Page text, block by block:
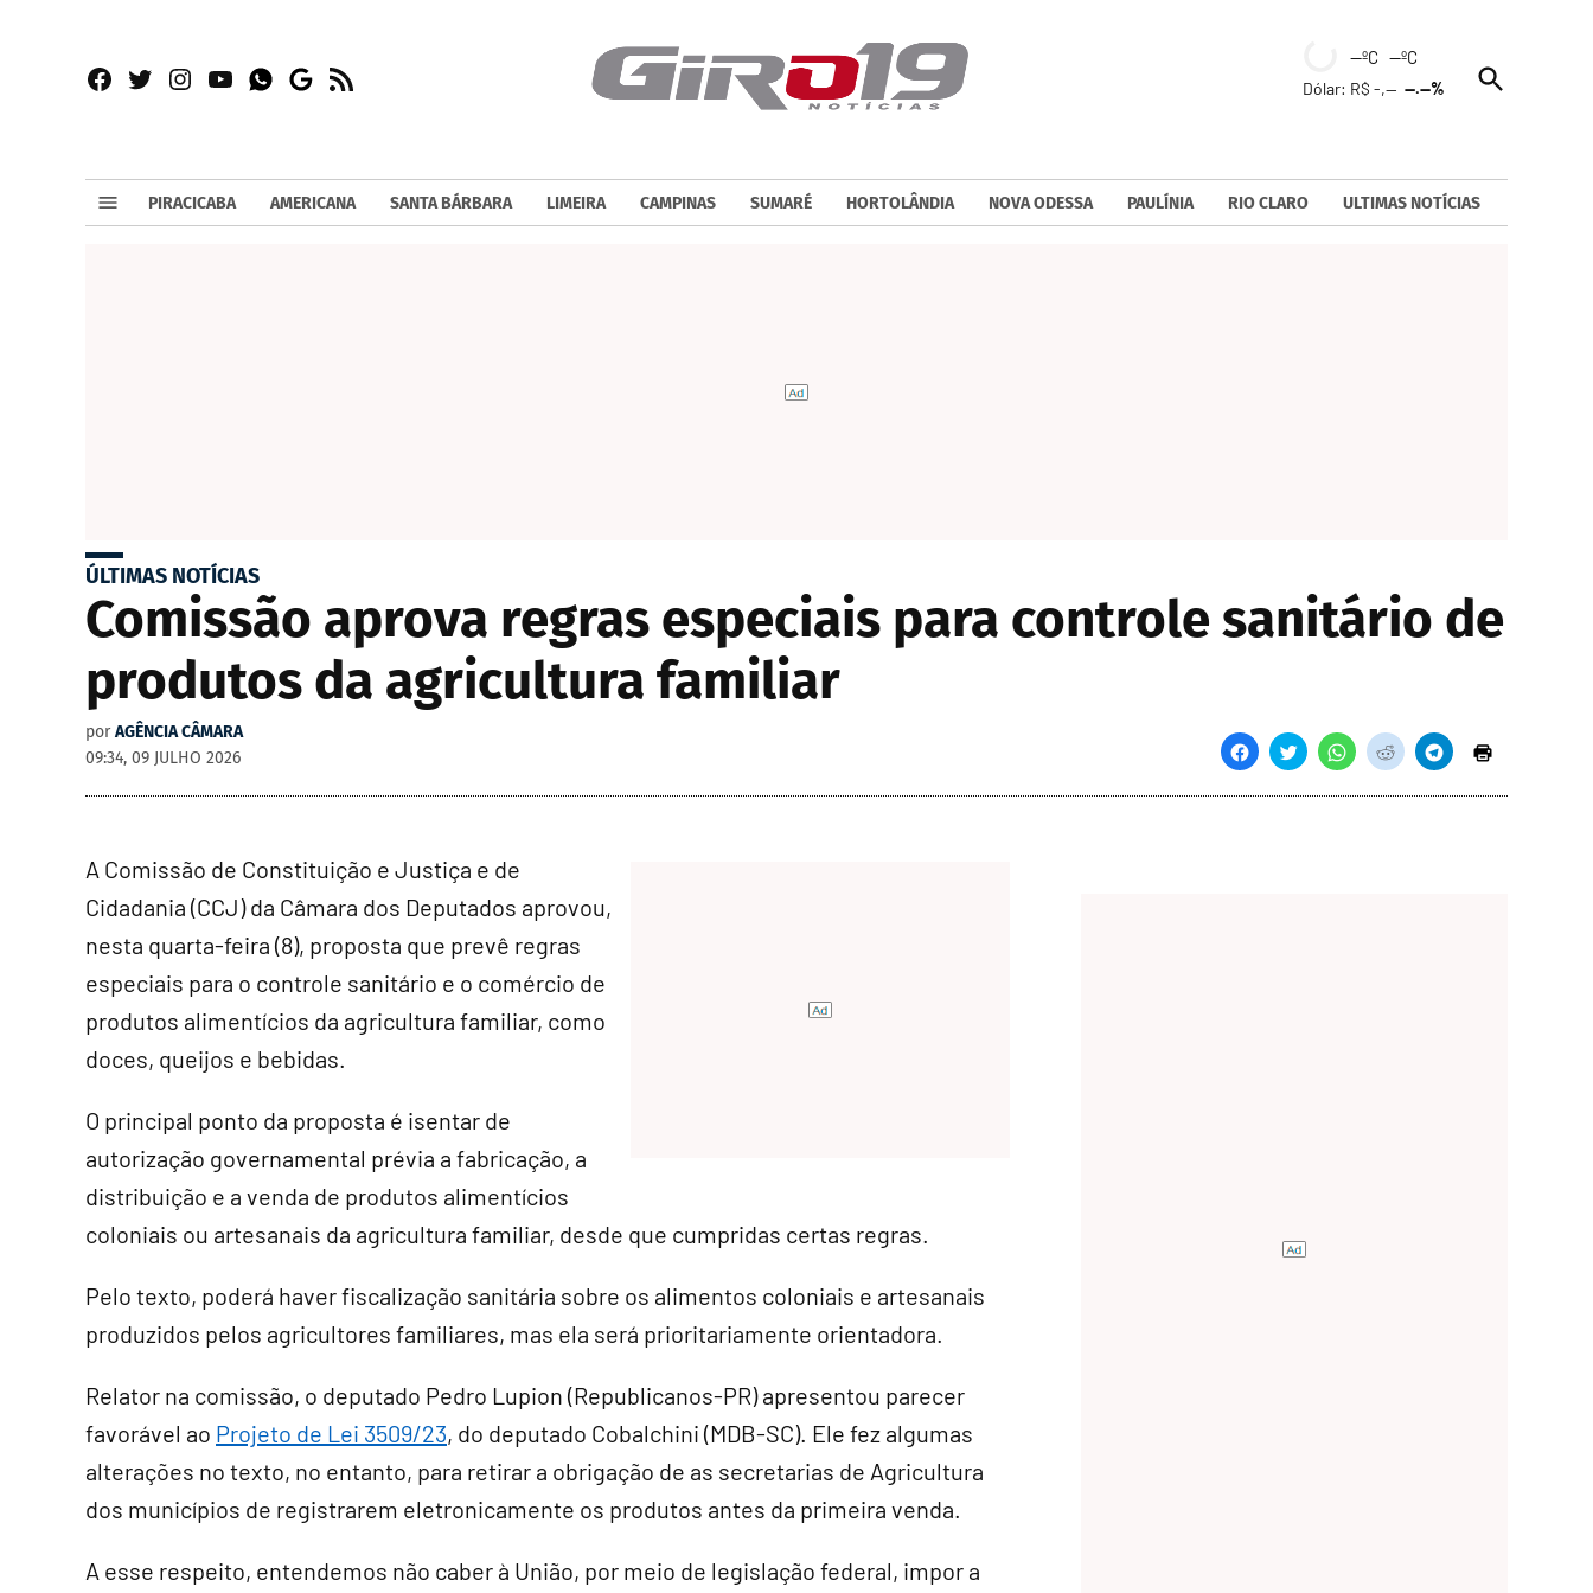
Facebook
TwitterInstagram
YouTubeWhatsapp
Google
RSS
--ºC --ºC
Dólar: R$ -,----.--%
Open
Search
PIRACICABA AMERICANA SANTA BÁRBARA LIMEIRA CAMPINAS SUMARÉ HORTOLÂNDIA NOVA ODESSA PAULÍNIA RIO CLARO ULTIMAS NOTÍCIAS
ÚLTIMAS NOTÍCIAS
Comissão aprova regras especiais para controle sanitário de
produtos da agricultura familiar
por AGÊNCIA CÂMARA
09:34, 09 JULHO 2026
A Comissão de Constituição e Justiça e de
Cidadania (CCJ) da Câmara dos Deputados aprovou,
nesta quarta-feira (8), proposta que prevê regras
especiais para o controle sanitário e o comércio de
produtos alimentícios da agricultura familiar, como
doces, queijos e bebidas.
O principal ponto da proposta é isentar de
autorização governamental prévia a fabricação, a
distribuição e a venda de produtos alimentícios
coloniais ou artesanais da agricultura familiar, desde que cumpridas certas regras.
Pelo texto, poderá haver fiscalização sanitária sobre os alimentos coloniais e artesanais
produzidos pelos agricultores familiares, mas ela será prioritariamente orientadora.
Relator na comissão, o deputado Pedro Lupion (Republicanos-PR) apresentou parecer
favorável ao Projeto de Lei 3509/23, do deputado Cobalchini (MDB-SC). Ele fez algumas
alterações no texto, no entanto, para retirar a obrigação de as secretarias de Agricultura
dos municípios de registrarem eletronicamente os produtos antes da primeira venda.
A esse respeito, entendemos não caber à União, por meio de legislação federal, impor a